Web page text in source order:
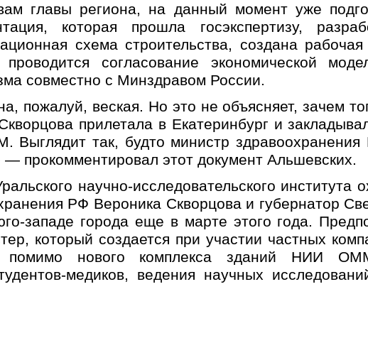
главы региона, на данный момент уже
которая прошла госэкспертизу,
схема строительства, создана рабочая
согласование экономической
совместно с Минздравом России.
пожалуй, веская. Но это не объясняет, зачем
прилетала в Екатеринбург и
так, будто министр здравоохранения
прокомментировал этот документ Альшевских.
научно-исследовательского института
РФ Вероника Скворцова и губернатор
западе города еще в марте этого года.
который создается при участии частных
нового комплекса зданий НИИ
медиков, ведения научных